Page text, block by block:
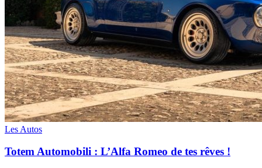
Les Autos
Totem Automobili : L’Alfa Romeo de tes rêves !